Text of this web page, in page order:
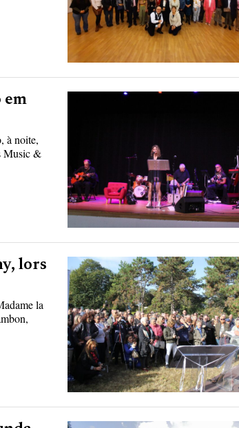
em
à noite,
Music &
lors
la